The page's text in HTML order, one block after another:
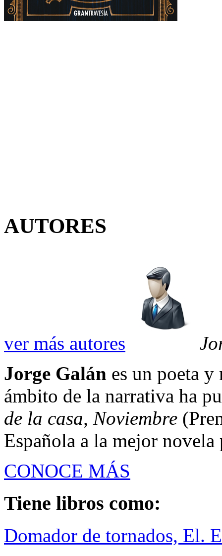
AUTORES
ver más autores
Jorge Galán es un poeta
ámbito de la narrativa ha
de la casa, Noviembre
Española a la mejor
CONOCE MÁS
Tiene libros como:
Domador de tornados, El.